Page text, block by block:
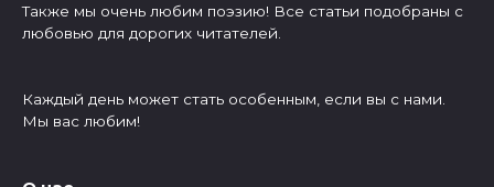
Также мы очень любим поэзию! Все статьи подобраны с
любовью для дорогих читателей.
Каждый день может стать особенным, если вы с нами.
Мы вас любим!